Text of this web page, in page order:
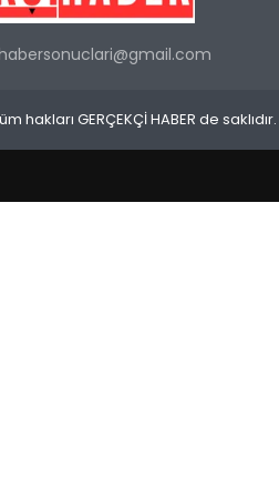
hakları GERÇEKÇİ HABER de saklıdır.